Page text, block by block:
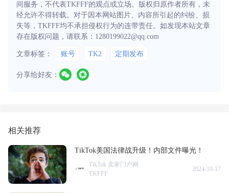
间服务，不代表TKFFF的观点或立场。版权归原作者所有，未
经允许不得转载。对于因本网站图片、内容所引起的纠纷、损
失等，TKFFF均不承担侵权行为的连带责任。如发现本站文章
存在版权问题，请联系：1280199022@qq.com
文章标签： 账号 TK2 定期发布
分享给好友：
相关推荐
TikTok美国法律战升级！内部文件曝光！
TikTok 卖家门户网
TKFFF
2024-10-17